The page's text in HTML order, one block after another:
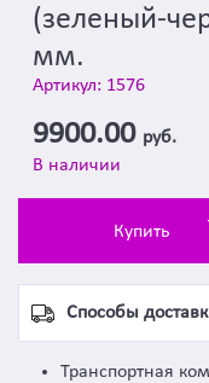
(зеленый-
мм.
Артикул: 1576
9900.00 руб.
В наличии
Купить
Способы
Транспортная